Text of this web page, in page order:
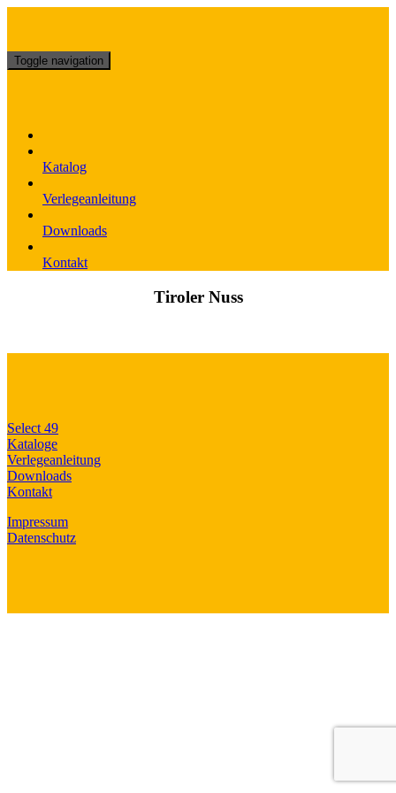
Toggle navigation
Katalog
Verlegeanleitung
Downloads
Kontakt
Tiroler Nuss
Select 49
Kataloge
Verlegeanleitung
Downloads
Kontakt
Impressum
Datenschutz